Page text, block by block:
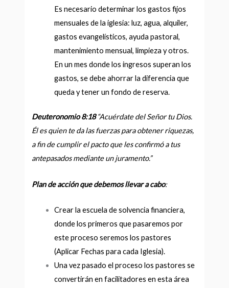
Es necesario determinar los gastos fijos
mensuales de la iglesia: luz, agua, alquiler,
gastos evangelísticos, ayuda pastoral,
mantenimiento mensual, limpieza y otros.
En un mes donde los ingresos superan los
gastos, se debe ahorrar la diferencia que
queda y tener un fondo de reserva.
Deuteronomio 8:18“Acuérdate delSeñortu Dios.
Él es quien te da las fuerzas para obtener riquezas,
a fin de cumplir el pacto que les confirmó a tus
antepasados mediante un juramento.”
Plan de acción que debemos llevar a cabo:
Crear la escuela de solvencia financiera,
donde los primeros que pasaremos por
este proceso seremos los pastores
(Aplicar Fechas para cada Iglesia).
Una vez pasado el proceso los pastores se
convertirán en facilitadores en esta área